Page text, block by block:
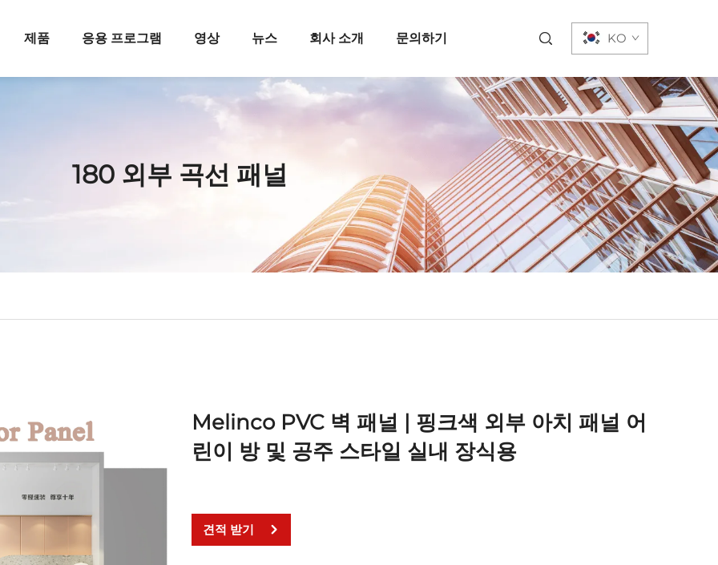
제품 응용 프로그램 영상 뉴스 회사 소개 문의하기 KO
180 외부 곡선 패널
Melinco PVC 벽 패널 | 핑크색 외부 아치 패널 어
린이 방 및 공주 스타일 실내 장식용
견적 받기